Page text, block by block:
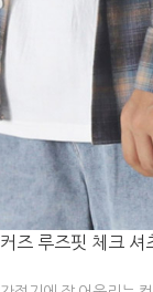
커즈 루즈핏 체크 셔